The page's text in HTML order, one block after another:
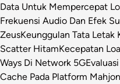
Data Untuk Mempercepat
Frekuensi Audio Dan Efek
ZeusKeunggulan Tata Letak
Scatter HitamKecepatan
Ways Di Network 5G
Cache Pada Platform